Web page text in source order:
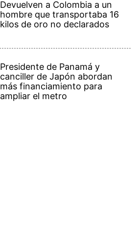
Devuelven a Colombia a un
hombre que transportaba 16
kilos de oro no declarados
Presidente de Panamá y
canciller de Japón abordan
más financiamiento para
ampliar el metro